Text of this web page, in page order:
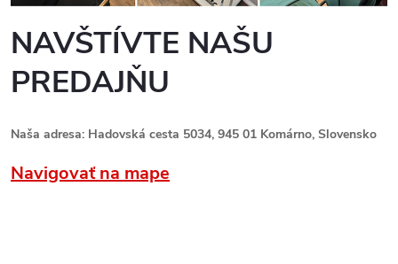
NAVŠTÍVTE NAŠU
PREDAJŇU
Naša adresa: Hadovská cesta 5034, 945 01 Komárno, Slovensko
Navigovať na mape